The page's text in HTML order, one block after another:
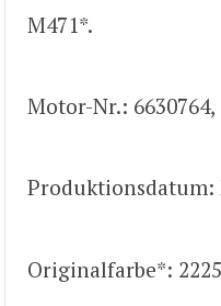
M471*.
Motor-Nr.:
Produktionsdatum:
Originalfarbe*: